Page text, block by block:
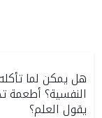
هل يمكن لما
النفسية؟ أطعمة
يقول العلم؟